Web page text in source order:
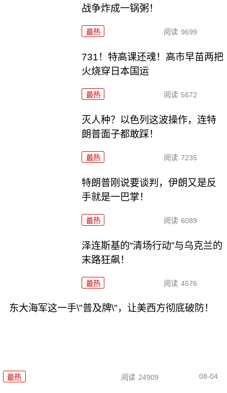
战争炸成一锅粥！
最热 阅读 9699
731！特高课还魂！高市早苗两把
火烧穿日本国运
最热 阅读 5672
灭人种？以色列这波操作，连特
朗普面子都敢踩！
最热 阅读 7235
特朗普刚说要谈判，伊朗又是反
手就是一巴掌！
最热 阅读 6089
泽连斯基的“清场行动”与乌克兰的
末路狂飙！
最热 阅读 4576
东大海军这一手\"普及牌\"，让美西方彻底破防！
最热 阅读 24909 08-04